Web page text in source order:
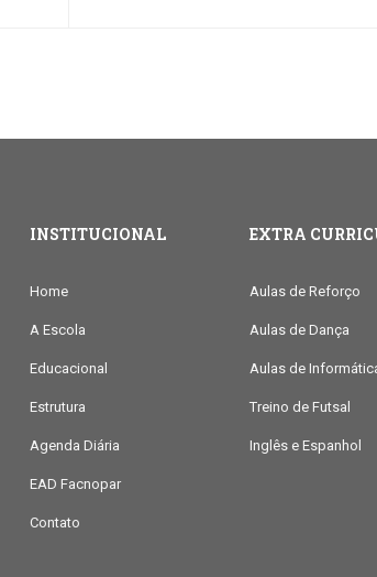
INSTITUCIONAL
Home
A Escola
Educacional
Estrutura
Agenda Diária
EAD Facnopar
Contato
EXTRA
Aulas de Reforço
Aulas de Dança
Aulas de
Treino de Futsal
Inglês e Espanhol